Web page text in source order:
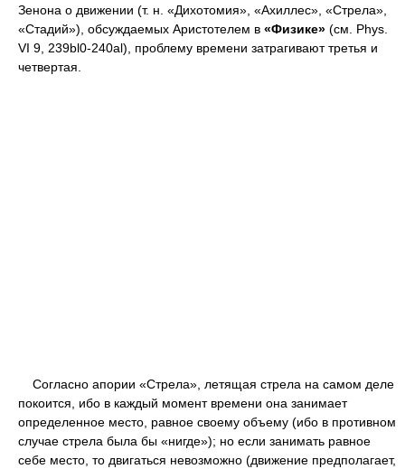
Зенона о движении (т. н. «Дихотомия», «Ахиллес», «Стрела»,
«Стадий»), обсуждаемых Аристотелем в «Физике» (см. Phys.
VI 9, 239bl0-240al), проблему времени затрагивают третья и
четвертая.
Согласно апории «Стрела», летящая стрела на самом деле
покоится, ибо в каждый момент времени она занимает
определенное место, равное своему объему (ибо в противном
случае стрела была бы «нигде»); но если занимать равное
себе место, то двигаться невозможно (движение предполагает,